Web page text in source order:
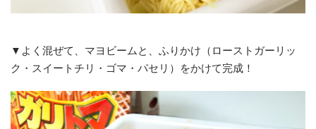
▼よく混ぜて、マヨビームと、ふりかけ（ローストガーリッ
ク・スイートチリ・ゴマ・パセリ）をかけて完成！